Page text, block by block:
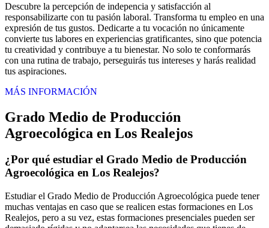
Descubre la percepción de indepencia y satisfacción al
responsabilizarte con tu pasión laboral. Transforma tu empleo en una
expresión de tus gustos. Dedicarte a tu vocación no únicamente
convierte tus labores en experiencias gratificantes, sino que potencia
tu creatividad y contribuye a tu bienestar. No solo te conformarás
con una rutina de trabajo, perseguirás tus intereses y harás realidad
tus aspiraciones.
MÁS INFORMACIÓN
Grado Medio de Producción
Agroecológica en Los Realejos
¿Por qué estudiar el Grado Medio de Producción
Agroecológica en Los Realejos?
Estudiar el Grado Medio de Producción Agroecológica puede tener
muchas ventajas en caso que se realicen estas formaciones en Los
Realejos, pero a su vez, estas formaciones presenciales pueden ser